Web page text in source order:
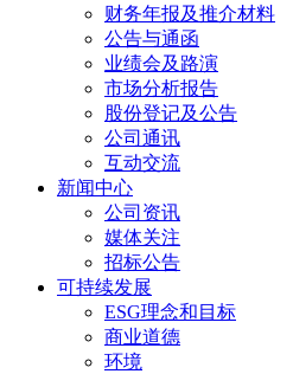
财务年报及推介材料
公告与通函
业绩会及路演
市场分析报告
股份登记及公告
公司通讯
互动交流
新闻中心
公司资讯
媒体关注
招标公告
可持续发展
ESG理念和目标
商业道德
环境